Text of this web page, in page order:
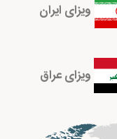
ویزای ایران
ویزای عراق